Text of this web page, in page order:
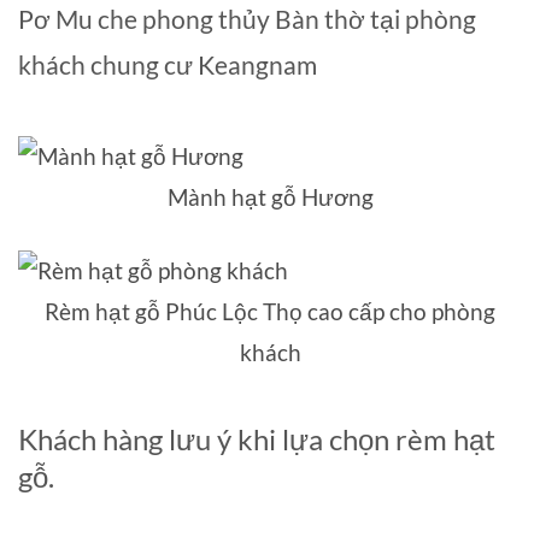
Pơ Mu che phong thủy Bàn thờ tại phòng
khách chung cư Keangnam
Mành hạt gỗ Hương
Rèm hạt gỗ Phúc Lộc Thọ cao cấp cho phòng
khách
Khách hàng lưu ý khi lựa chọn rèm hạt
gỗ.